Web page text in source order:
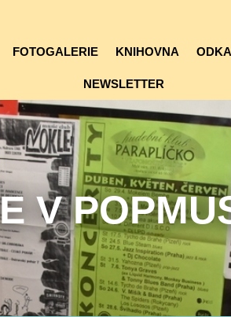
FOTOGALERIE KNIHOVNA
NEWSLETTER
V